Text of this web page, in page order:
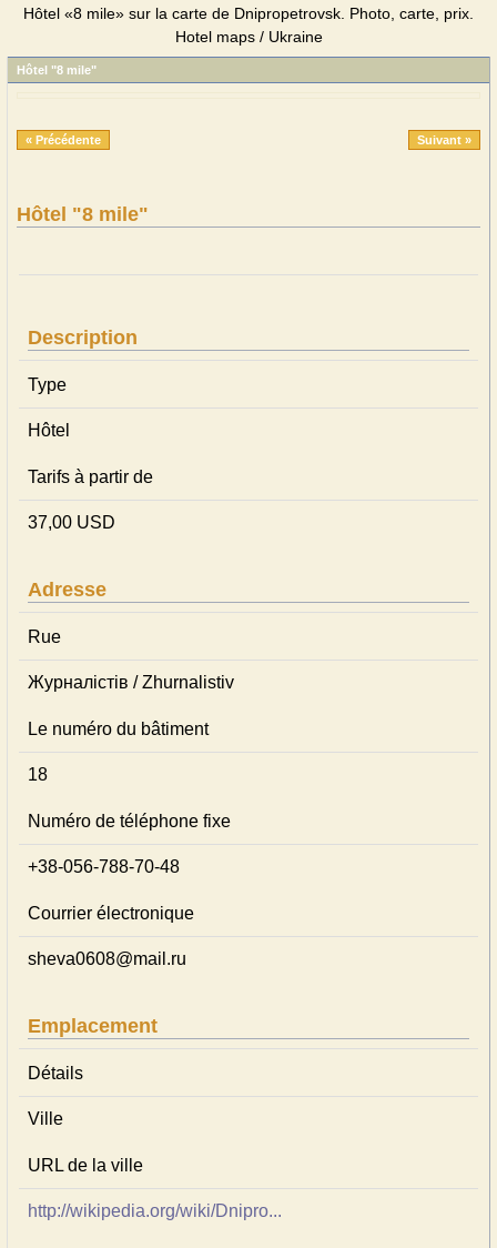
Hôtel «8 mile» sur la carte de Dnipropetrovsk. Photo, carte, prix.
Hotel maps / Ukraine
Hôtel "8 mile"
« Précédente Suivant »
Hôtel "8 mile"
Description
Type
Hôtel
Tarifs à partir de
37,00 USD
Adresse
Rue
Журналістів / Zhurnalistiv
Le numéro du bâtiment
18
Numéro de téléphone fixe
+38-056-788-70-48
Courrier électronique
sheva0608@mail.ru
Emplacement
Détails
Ville
URL de la ville
http://wikipedia.org/wiki/Dnipro...